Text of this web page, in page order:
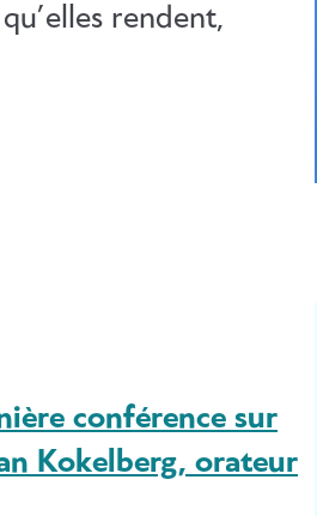
rendent,
conférence sur
Kokelberg, orateur